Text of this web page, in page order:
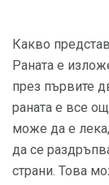
Какво
Раната е
през първите
раната е все
може да е
да се
страни. Това